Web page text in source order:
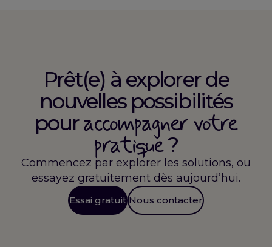
Prêt(e) à explorer de
nouvelles possibilités
pouraccompagner votre
pratique?
Commencez par explorer les solutions, ou
essayez gratuitement dès aujourd’hui.
Essai gratuit Nous contacter